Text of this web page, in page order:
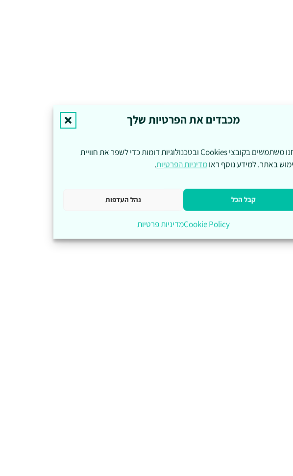
מכבדים את הפרטיות שלך
אנחנו משתמשים בקובצי Cookies ובטכנולוגיות דומות כדי לשפר את חוויית
באתר. למידע נוסף ראומדיניות הפרטיות.
קבל הכל נהל העדפות
Cookie Policyמדיניות פרטיות